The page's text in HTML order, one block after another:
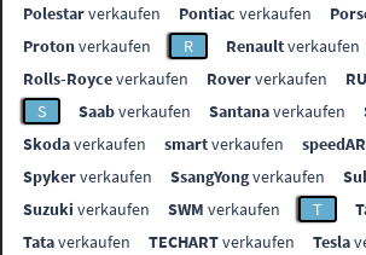
Polestarverkaufen Pontiac verkaufen
Protonverkaufen R Renaultverkaufen
Rolls-Royceverkaufen Roververkaufen
S
Saabverkaufen Santanaverkaufen
Skodaverkaufen smartverkaufen
Spykerverkaufen SsangYongverkaufen
Suzuki verkaufen SWM verkaufen T
Tataverkaufen TECHARTverkaufen Tesla